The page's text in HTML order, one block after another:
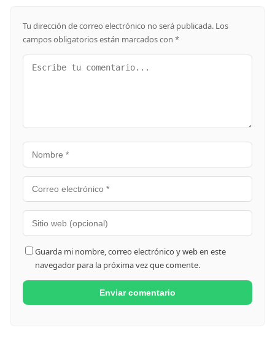
Tu dirección de correo electrónico no será publicada. Los
campos obligatorios están marcados con *
Guarda mi nombre, correo electrónico y web en este
navegador para la próxima vez que comente.